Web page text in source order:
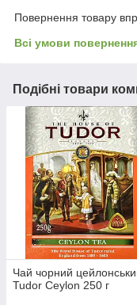
Повернення товару
Всі умови
Подібні товари
Чай чорний
Tudor Ceylon 250 г